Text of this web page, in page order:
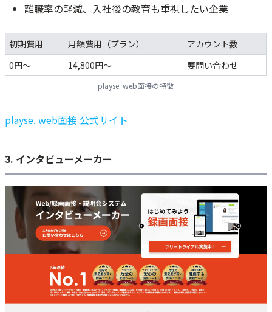
離職率の軽減、入社後の教育も重視したい企業
初期費用 月額費用（プラン）
アカウント数
0円～
14,800円～ 要問い合わせ
playse. web面接の特徴
playse. web面接 公式サイト
3. インタビューメーカー